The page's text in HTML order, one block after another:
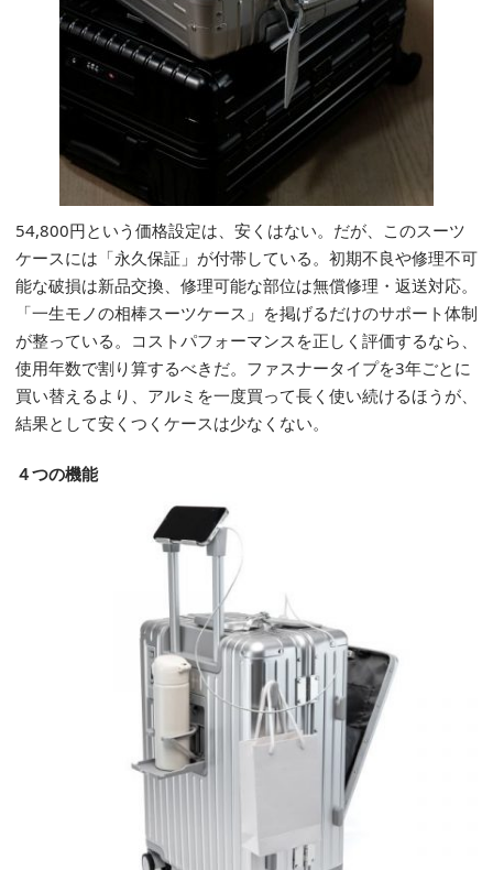
54,800円という価格設定は、安くはない。だが、このスーツ
ケースには「永久保証」が付帯している。初期不良や修理不可
能な破損は新品交換、修理可能な部位は無償修理・返送対応。
「一生モノの相棒スーツケース」を掲げるだけのサポート体制
が整っている。コストパフォーマンスを正しく評価するなら、
使用年数で割り算するべきだ。ファスナータイプを3年ごとに
買い替えるより、アルミを一度買って長く使い続けるほうが、
結果として安くつくケースは少なくない。
４つの機能